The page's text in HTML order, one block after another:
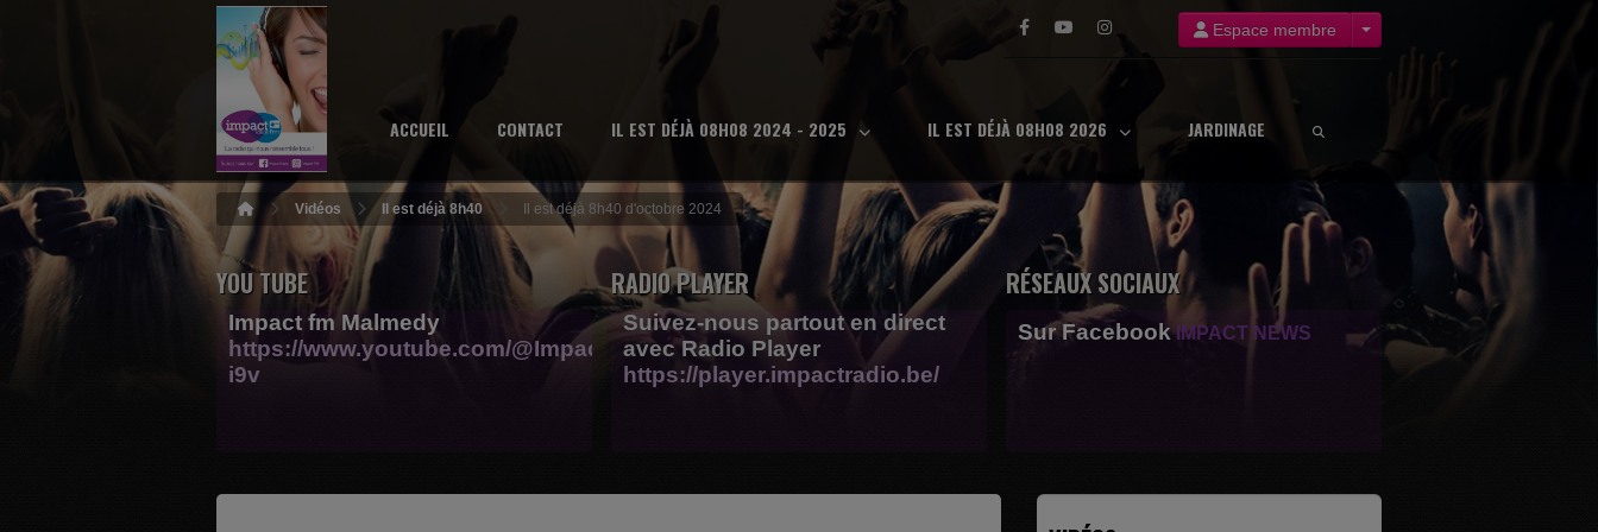
Espace membre
ACCUEIL CONTACT IL EST DÉJÀ 08H08 2024 - 2025 IL EST DÉJÀ 08H08 2026 JARDINAGE
Vidéos Il est déjà 8h40 Il est déjà 8h40 d'octobre 2024
YOU TUBE
Impact fm Malmedy
https://www.youtube.com/@Impactfm-
i9v
RADIO PLAYER
Suivez-nous partout en direct
avec Radio Player
https://player.impactradio.be/
RÉSEAUX SOCIAUX
Sur Facebook IMPACT NEWS